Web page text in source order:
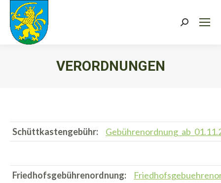
Search:
VERORDNUNGEN
Schüttkastengebühr:
Friedhofsgebührenordnung: